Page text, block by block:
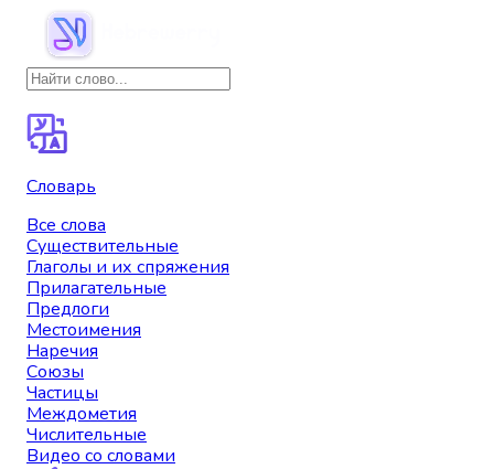
Словарь
Все слова
Существительные
Глаголы и их спряжения
Прилагательные
Предлоги
Местоимения
Наречия
Союзы
Частицы
Междометия
Числительные
Видео со словами